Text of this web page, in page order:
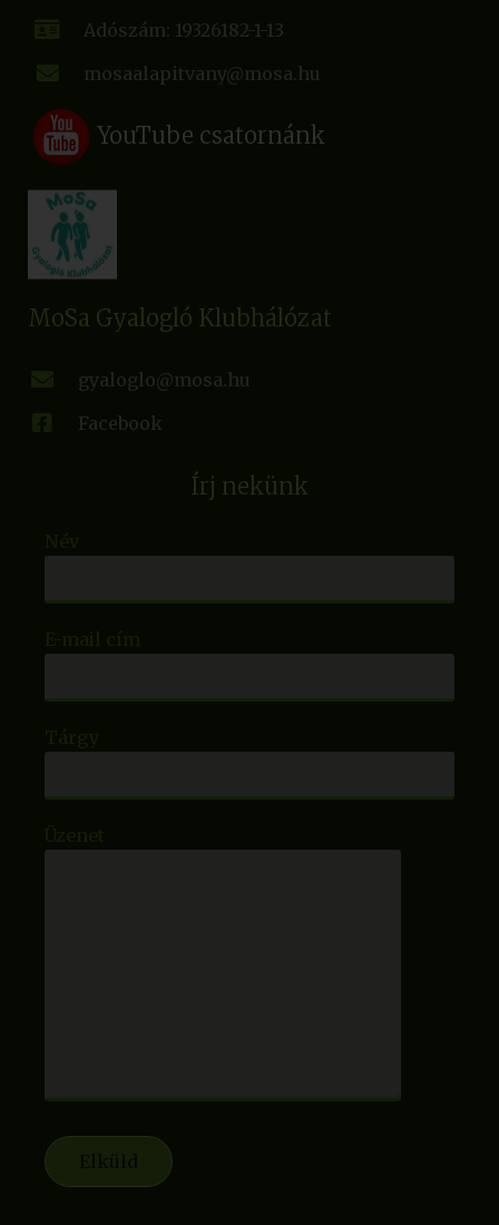
Adószám: 19326182-1-13
mosaalapitvany@mosa.hu
YouTube csatornánk
MoSa Gyalogló Klubhálózat
gyaloglo@mosa.hu
Facebook
Írj nekünk